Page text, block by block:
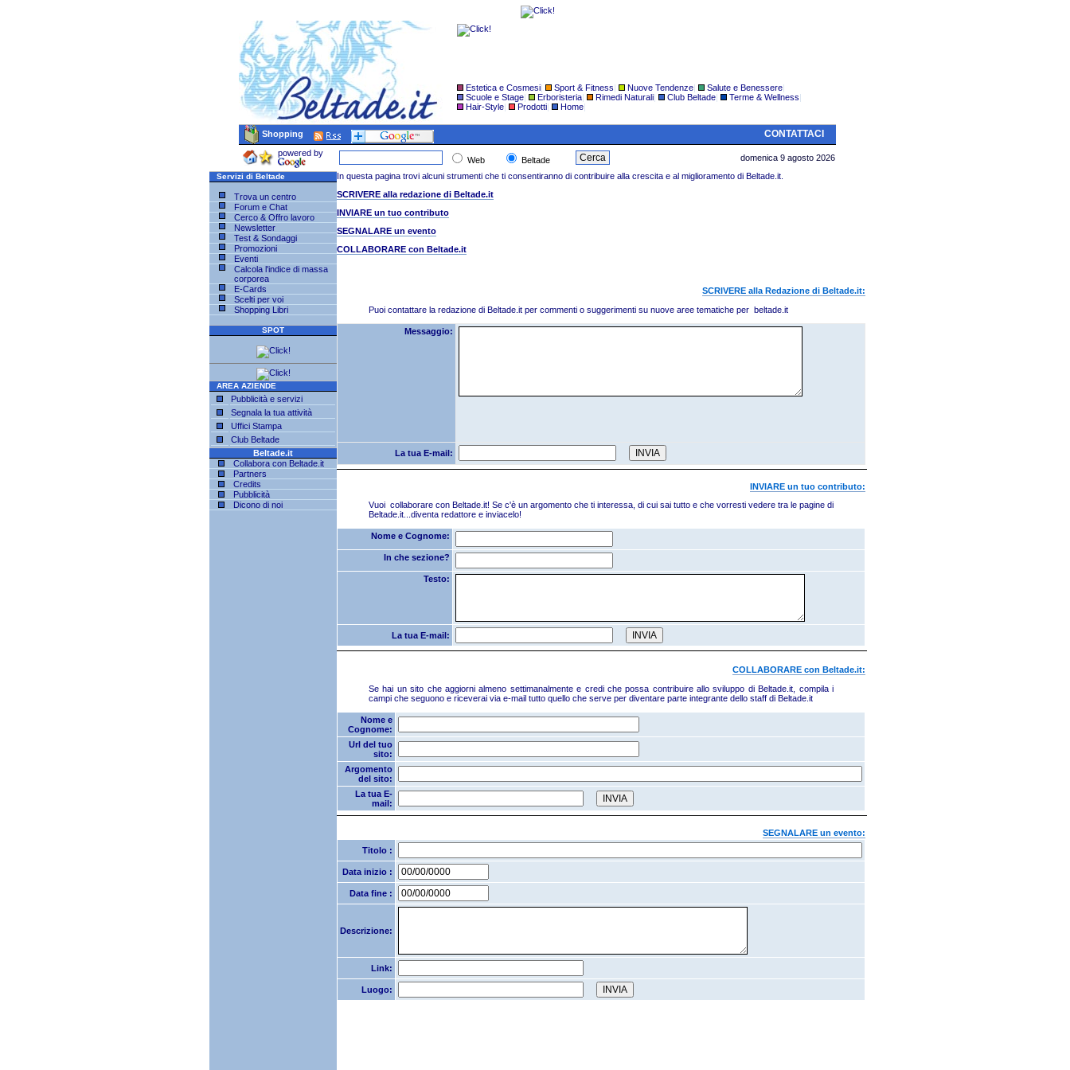
Estetica e Cosmesi| Sport & Fitness| Nuove Tendenze| Salute e Benessere|
Scuole e Stage| Erboristeria| Rimedi Naturali| Club Beltade| Terme & Wellness|
Hair-Style| Prodotti| Home|
Shopping CONTATTACI
powered by
Web Beltade domenica 9 agosto 2026
Servizi di Beltade
Trova un centro
Forum e Chat
Cerco & Offro lavoro
Newsletter
Test & Sondaggi
Promozioni
Eventi
Calcola l'indice di massa
corporea
E-Cards
Scelti per voi
Shopping Libri
SPOT
AREA AZIENDE
Pubblicità e servizi
Segnala la tua attività
Uffici Stampa
Club Beltade
Beltade.it
Collabora con Beltade.it
Partners
Credits
Pubblicità
Dicono di noi
In questa pagina trovi alcuni strumenti che ti consentiranno di contribuire alla crescita e al miglioramento di Beltade.it.
SCRIVERE alla redazione di Beltade.it
INVIARE un tuo contributo
SEGNALARE un evento
COLLABORARE con Beltade.it
SCRIVERE alla Redazione di Beltade.it:
Puoi contattare la redazione di Beltade.it per commenti o suggerimenti su nuove aree tematiche per beltade.it
Messaggio:
La tua E-mail:
INVIARE un tuo contributo:
Vuoi collaborare con Beltade.it! Se c'è un argomento che ti interessa, di cui sai tutto e che vorresti vedere tra le pagine di
Beltade.it...diventa redattore e inviacelo!
Nome e Cognome:
In che sezione?
Testo:
La tua E-mail:
COLLABORARE con Beltade.it:
Se hai un sito che aggiorni almeno settimanalmente e credi che possa contribuire allo sviluppo di Beltade.it, compila i
campi che seguono e riceverai via e-mail tutto quello che serve per diventare parte integrante dello staff di Beltade.it
Nome e
Cognome:
Url del tuo
sito:
Argomento
del sito:
La tua E-
mail:
SEGNALARE un evento:
Titolo :
Data inizio :
Data fine :
Descrizione:
Link:
Luogo: